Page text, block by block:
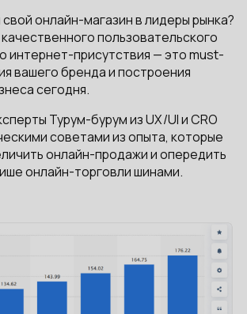
онлайн-магазин в лидеры рынка?
пользовательского
интернет-присутствия — это must-
вашего бренда и построения
сегодня.
Турум-бурум из UX/UI и CRO
советами из опыта, которые
онлайн-продажи и опередить
онлайн-торговли шинами.